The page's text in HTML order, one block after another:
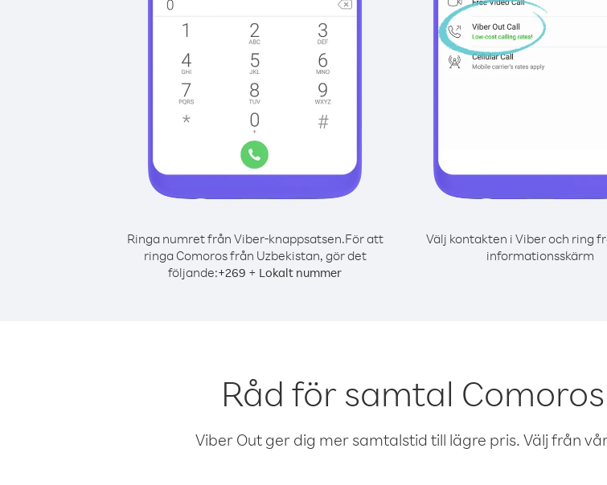
Ringa numret från Viber-knappsatsen.För att
ringa Comoros från Uzbekistan, gör det
följande:+269 + Lokalt nummer
Välj kontakten i Viber och ring
informationsskärm
Råd för samtal
Viber Out ger dig mer samtalstid till lägre pris. Välj från